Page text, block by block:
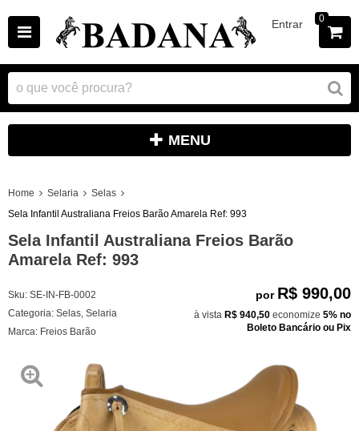
Entrar 0
MENU
Home Selaria
Selas
Sela Infantil Australiana Freios Barão Amarela Ref: 993
Sela Infantil Australiana Freios Barão
Amarela Ref: 993
Sku: SE-IN-FB-0002
Categoria: Selas Selaria
Marca: Freios Barão
por R$ 990,00
à vista R$ 940,50 economize 5% no
Boleto Bancário ou Pix